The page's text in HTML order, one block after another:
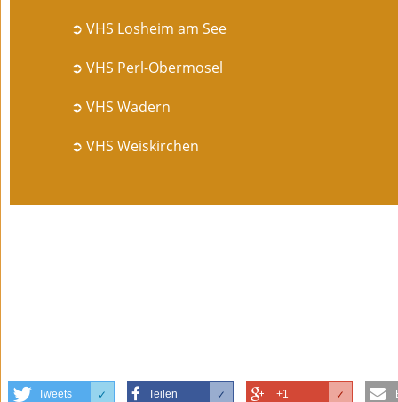
➲ VHS Losheim am See
➲ VHS Perl-Obermosel
➲ VHS Wadern
➲ VHS Weiskirchen
Tweets ✓ Teilen ✓ +1 ✓